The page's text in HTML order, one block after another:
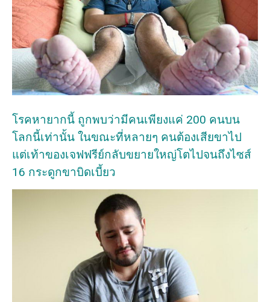
โรคหายากนี้ ถูกพบว่ามีคนเพียงแค่ 200 คนบน
โลกนี้เท่านั้น ในขณะที่หลายๆ คนต้องเสียขาไป
แต่เท้าของเจฟฟรีย์กลับขยายใหญ่โตไปจนถึงไซส์
16 กระดูกขาบิดเบี้ยว